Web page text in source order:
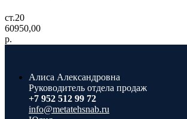
ст.20
60950,00
р.
Алиса Александровна
Руководитель отдела продаж
+7 952 512 99 72
info@metatehsnab.ru